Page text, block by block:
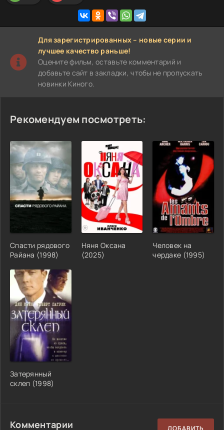
Для зарегистрированных – новые серии и
лучшее качество раньше!
Оцените фильм, оставьте комментарий и
добавьте сайт в закладки, чтобы не пропускать
новинки Киного.
Рекомендуем посмотреть:
Спасти рядового
Райана (1998)
Няня Оксана
(2025)
Человек на
чердаке (1995)
Затерянный
склеп (1998)
Комментарии